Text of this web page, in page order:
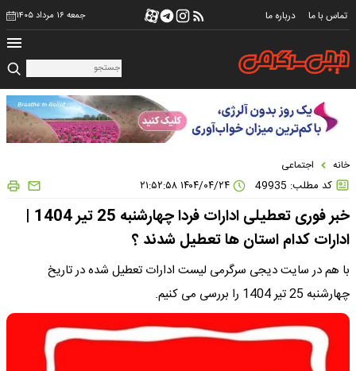
تماس با ما درباره ما جمعه ۱۶ مرداد ۱۴۰۵
خانه اجتماعی
کد مطلب: 49935
خبر فوری تعطیلی ادارات فردا چهارشنبه 25 تیر 1404 |
ادارات کدام استان ها تعطیل شدند ؟
با هم در سایت دیجی سرگرمی لیست ادارات تعطیل شده در تاریخ
چهارشنبه 25 تیر 1404 را بررسی می کنیم.